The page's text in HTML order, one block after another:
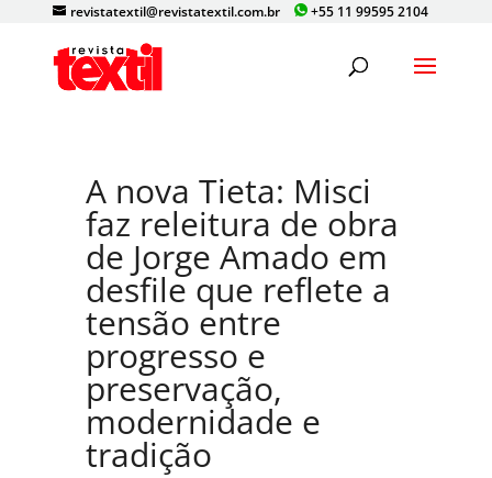
+55 11 99595 2104
revistatextil@revistatextil.com.br
A nova Tieta: Misci
faz releitura de obra
de Jorge Amado em
desfile que reflete a
tensão entre
progresso e
preservação,
modernidade e
tradição